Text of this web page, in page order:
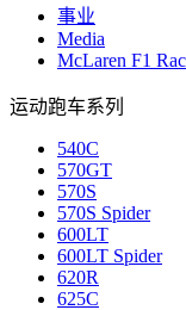
事业
Media
McLaren F1
运动跑车系列
540C
570GT
570S
570S Spider
600LT
600LT Spider
620R
625C